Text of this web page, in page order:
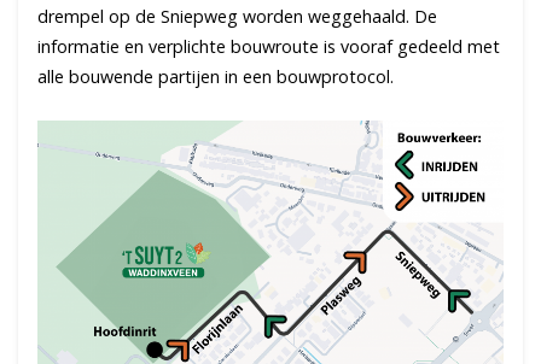
drempel op de Sniepweg worden weggehaald. De
informatie en verplichte bouwroute is vooraf gedeeld met
alle bouwende partijen in een bouwprotocol.